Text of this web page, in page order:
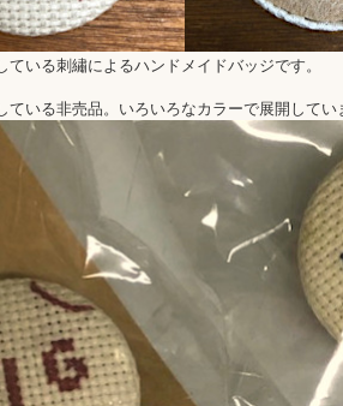
ている刺繡によるハンドメイドバッジです。
ている非売品。いろいろなカラーで展開してい